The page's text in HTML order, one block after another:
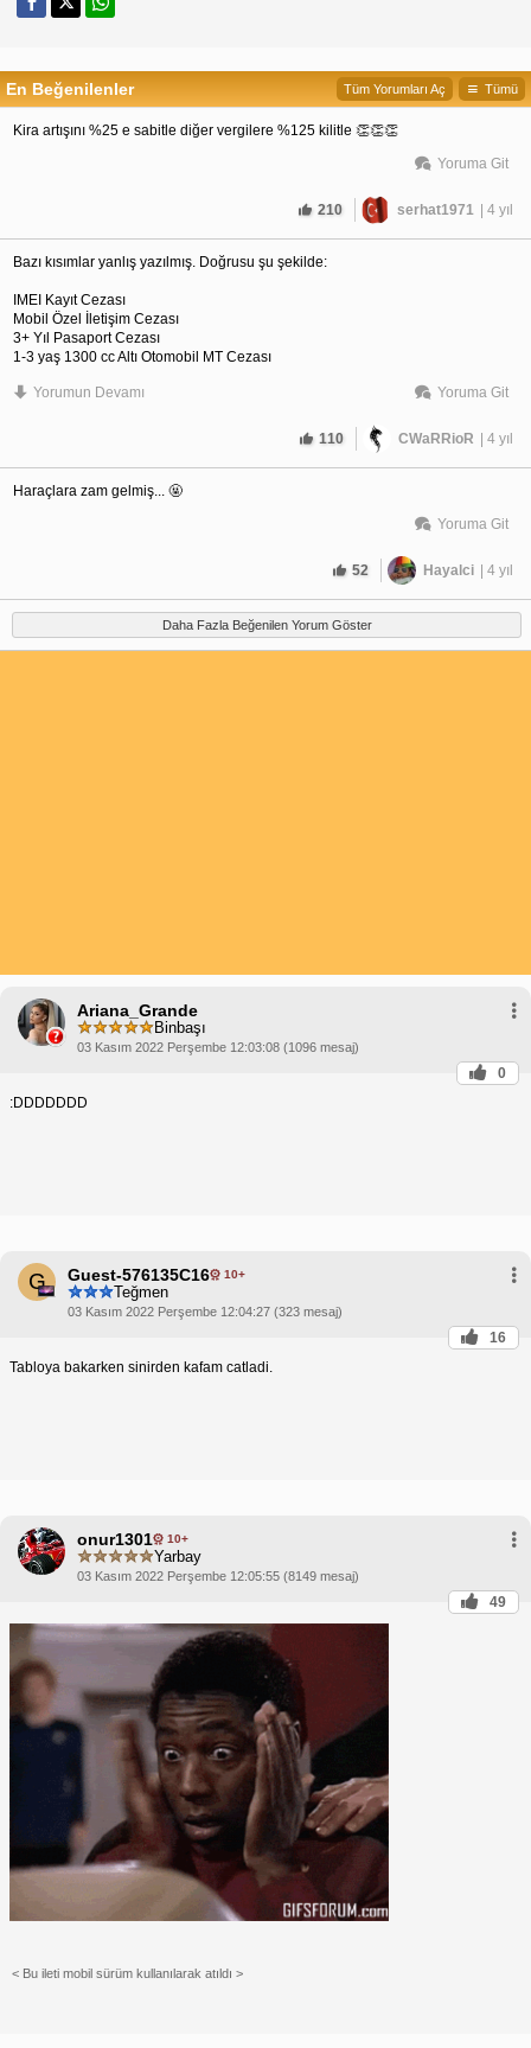
En Beğenilenler Tümü
Tüm Yorumları Aç
Kira artışını %25 e sabitle diğer vergilere %125 kilitle 👏👏👏
Yoruma Git
210 serhat1971 | 4 yıl
Bazı kısımlar yanlış yazılmış. Doğrusu şu şekilde:
IMEI Kayıt Cezası
Mobil Özel İletişim Cezası
3+ Yıl Pasaport Cezası
1-3 yaş 1300 cc Altı Otomobil MT Cezası
Yorumun Devamı
Yoruma Git
110 CWaRRioR | 4 yıl
Haraçlara zam gelmiş... 🤬
Yoruma Git
52 Hayalci | 4 yıl
Daha Fazla Beğenilen Yorum Göster
Ariana_Grande
Binbaşı
03 Kasım 2022 Perşembe 12:03:08 (1096 mesaj)
0
:DDDDDDD
G Guest-576135C16 10+
Teğmen
03 Kasım 2022 Perşembe 12:04:27 (323 mesaj)
16
Tabloya bakarken sinirden kafam catladi.
onur1301 10+
Yarbay
03 Kasım 2022 Perşembe 12:05:55 (8149 mesaj)
49
< Bu ileti mobil sürüm kullanılarak atıldı >